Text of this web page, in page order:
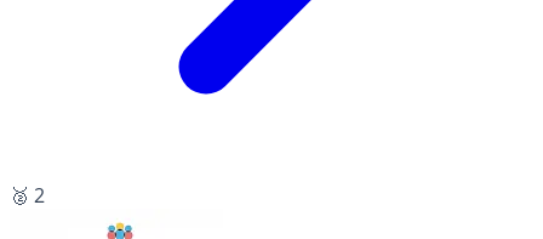
🥈 2